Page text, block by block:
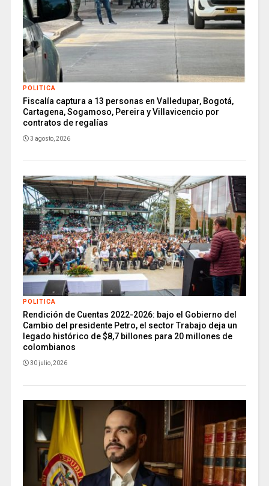
POLITICA
Fiscalía captura a 13 personas en Valledupar, Bogotá,
Cartagena, Sogamoso, Pereira y Villavicencio por
contratos de regalías
3 agosto, 2026
POLITICA
Rendición de Cuentas 2022-2026: bajo el Gobierno del
Cambio del presidente Petro, el sector Trabajo deja un
legado histórico de $8,7 billones para 20 millones de
colombianos
30 julio, 2026